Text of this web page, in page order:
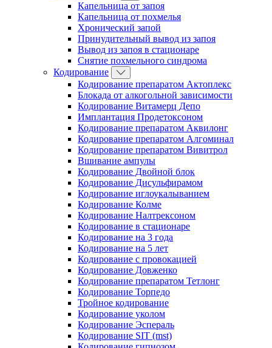
Капельница от запоя
Капельница от похмелья
Хронический запой
Принудительный вывод из запоя
Вывод из запоя в стационаре
Снятие похмельного синдрома
Кодирование
Кодирование препаратом Актоплекс
Блокада от алкогольной зависимости
Кодирование Витамерц Депо
Имплантация Продетоксоном
Кодирование препаратом Аквилонг
Кодирование препаратом Алгоминал
Кодирование препаратом Вивитрол
Вшивание ампулы
Кодирование Двойной блок
Кодирование Дисульфирамом
Кодирование иглоукалыванием
Кодирование Колме
Кодирование Налтрексоном
Кодирование в стационаре
Кодирование на 3 года
Кодирование на 5 лет
Кодирование с провокацией
Кодирование Довженко
Кодирование препаратом Тетлонг
Кодирование Торпедо
Тройное кодирование
Кодирование уколом
Кодирование Эспераль
Кодирование SIT (mst)